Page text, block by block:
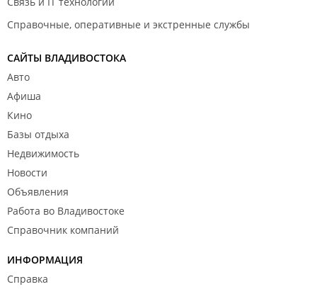
Справочные, оперативные и экстренные службы
САЙТЫ ВЛАДИВОСТОКА
Авто
Афиша
Кино
Базы отдыха
Недвижимость
Новости
Объявления
Работа во Владивостоке
Справочник компаний
ИНФОРМАЦИЯ
Справка